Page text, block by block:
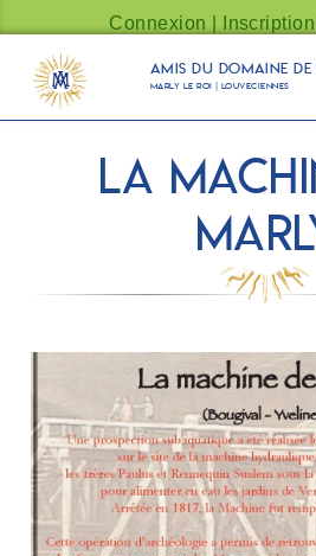
Panneau de gestion des cookies
Connexion | Inscription
Amis du Domaine
Marly Le Roi | Louveciennes
La